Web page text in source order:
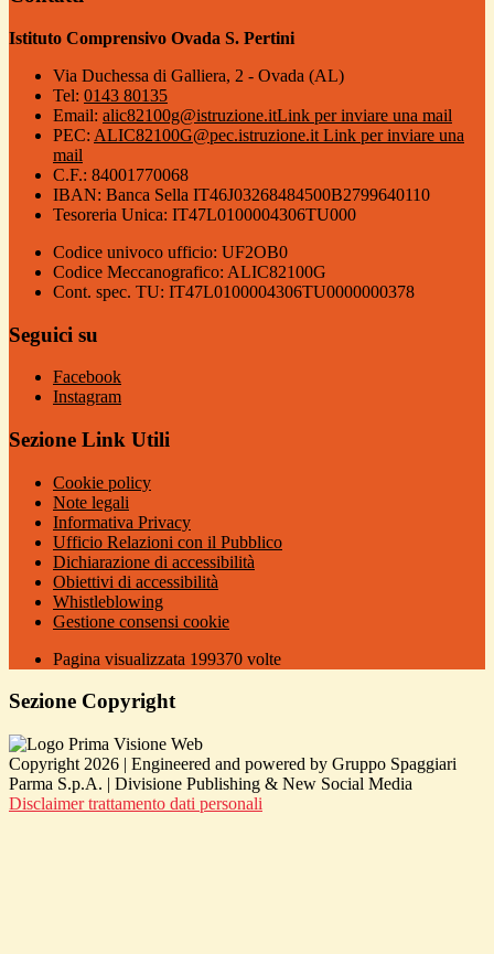
Istituto Comprensivo Ovada S. Pertini
Via Duchessa di Galliera, 2 - Ovada (AL)
Tel: 0143 80135
Email: alic82100g@istruzione.itLink per inviare una mail
PEC: ALIC82100G@pec.istruzione.it Link per inviare una
mail
C.F.: 84001770068
IBAN: Banca Sella IT46J03268484500B2799640110
Tesoreria Unica: IT47L0100004306TU000
Codice univoco ufficio: UF2OB0
Codice Meccanografico: ALIC82100G
Cont. spec. TU: IT47L0100004306TU0000000378
Seguici su
Facebook
Instagram
Sezione Link Utili
Cookie policy
Note legali
Informativa Privacy
Ufficio Relazioni con il Pubblico
Dichiarazione di accessibilità
Obiettivi di accessibilità
Whistleblowing
Gestione consensi cookie
Pagina visualizzata 199370 volte
Sezione Copyright
Copyright 2026 | Engineered and powered by Gruppo Spaggiari
Parma S.p.A. | Divisione Publishing & New Social Media
Disclaimer trattamento dati personali